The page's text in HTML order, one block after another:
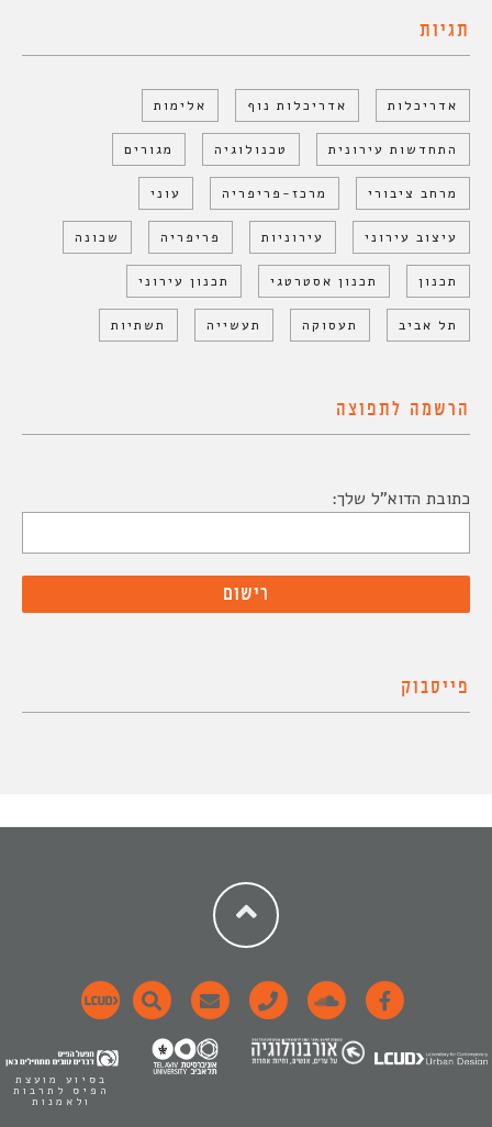
תגיות
אדריכלות אדריכלות נוף אלימות
התחדשות עירונית טכנולוגיה מגורים
מרחב ציבורי מרכז-פריפריה עוני
עיצוב עירוני עירוניות פריפריה שכונה
תכנון תכנון אסטרטגי תכנון עירוני
תל אביב תעסוקה תעשייה תשתיות
הרשמה לתפוצה
כתובת הדוא"ל שלך:
פייסבוק
בסיוע מועצת
הפיס לתרבות
ולאמנות